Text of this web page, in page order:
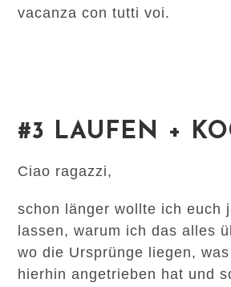
vacanza con tutti voi.
#3 LAUFEN +
Ciao ragazzi,
schon länger wollte ich euch
lassen, warum ich das alles
wo die Ursprünge liegen,
hierhin angetrieben hat und